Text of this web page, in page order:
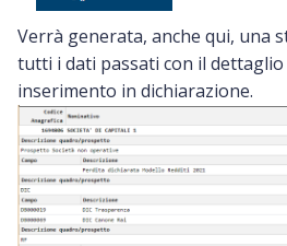
Verrà generata, anche qui, una
tutti i dati passati con il dettaglio
inserimento in dichiarazione.